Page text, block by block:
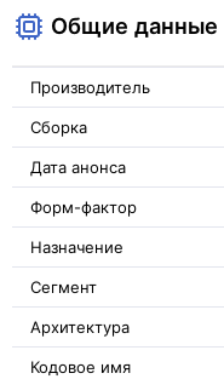
Общие данные
Производитель
Сборка
Дата анонса
Форм-фактор
Назначение
Сегмент
Архитектура
Кодовое имя